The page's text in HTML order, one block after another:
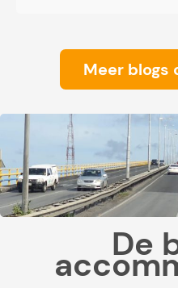
u
r
s
b
a
i
Meer blogs
De